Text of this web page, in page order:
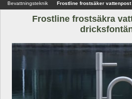
Bevattningsteknik Frostline frostsäker vattenpost
Frostline frostsäkra